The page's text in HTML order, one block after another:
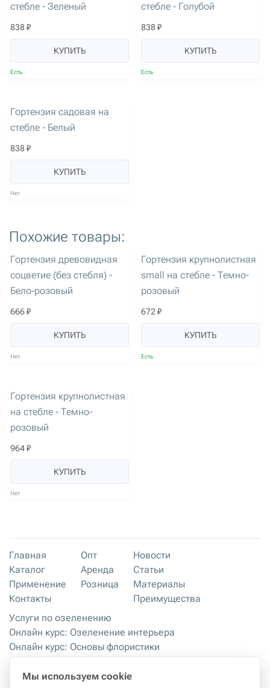
стебле - Зеленый
838 ₽
КУПИТЬ
Есть
стебле - Голубой
838 ₽
КУПИТЬ
Есть
Гортензия садовая на
стебле - Белый
838 ₽
КУПИТЬ
Нет
Похожие товары:
артикул: 1470
Гортензия древовидная
соцветие (без стебля) -
Бело-розовый
666 ₽
КУПИТЬ
Нет
Гортензия крупнолистная
small на стебле - Темно-
розовый
672 ₽
КУПИТЬ
Есть
Гортензия крупнолистная
на стебле - Темно-
розовый
964 ₽
КУПИТЬ
Нет
Главная
Каталог
Применение
Контакты
Опт
Аренда
Розница
Новости
Статьи
Материалы
Преимущества
Услуги по озеленению
Онлайн курс: Озеленение интерьера
Онлайн курс: Основы флористики
Правила хранения и эксплуатации
Мы используем cookie